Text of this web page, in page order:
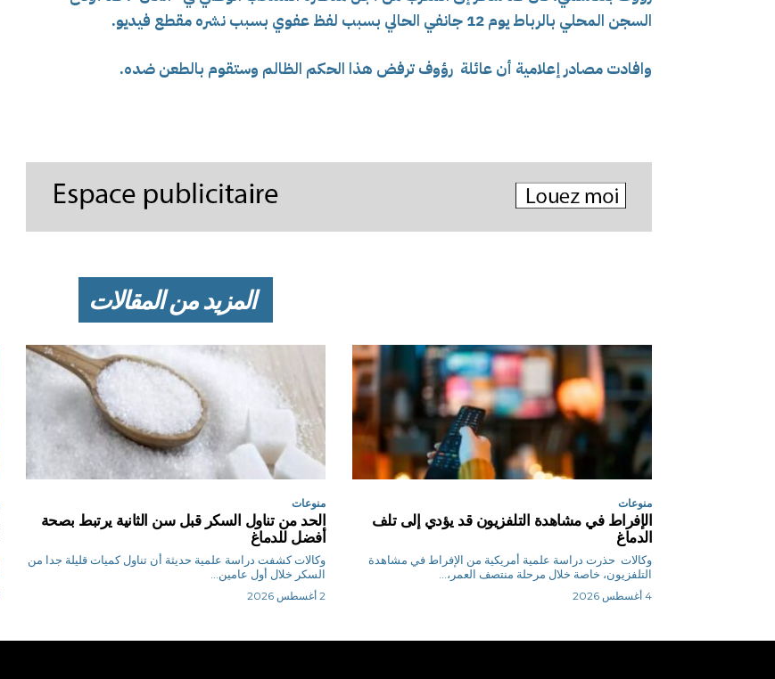
السجن المحلي بالرباط يوم 12 جانفي الحالي بسبب لفظ عفوي بسبب نشره مقطع فيديو.
وافادت مصادر إعلامية أن عائلة رؤوف ترفض هذا الحكم الظالم وستقوم بالطعن ضده.
المزيد من المقالات
منوعات
الإفراط في مشاهدة التلفزيون قد يؤدي إلى تلف
الدماغ
وكالات حذرت دراسة علمية أمريكية من الإفراط في مشاهدة
التلفزيون، خاصة خلال مرحلة منتصف العمر،...
4 أغسطس 2026
منوعات
الحد من تناول السكر قبل سن الثانية يرتبط بصحة
أفضل للدماغ
وكالات كشفت دراسة علمية حديثة أن تناول كميات قليلة جدا من
السكر خلال أول عامين...
2 أغسطس 2026